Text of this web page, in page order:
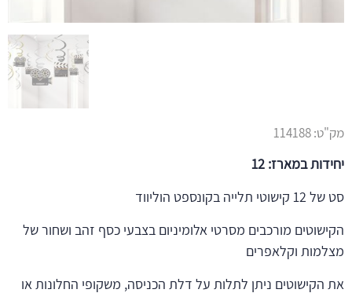
מק"ט:114188
יחידות במארז: 12
סט של 12 קישוטי תלייה בקונספט הוליווד
הקישוטים מורכבים מסרטי אלומיניום בצבעי כסף זהב ושחור של
מצלמות וקלאפרים
את הקישוטים ניתן לתלות על דלת הכניסה, משקופי החלונות או